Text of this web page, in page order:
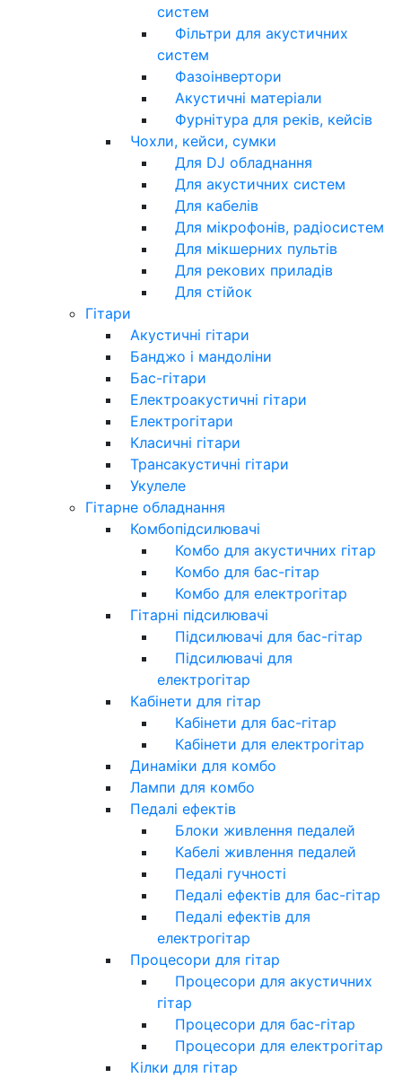
систем
Фільтри для акустичних
систем
Фазоінвертори
Акустичні матеріали
Фурнітура для реків, кейсів
Чохли, кейси, сумки
Для DJ обладнання
Для акустичних систем
Для кабелів
Для мікрофонів, радіосистем
Для мікшерних пультів
Для рекових приладів
Для стійок
Гітари
Акустичні гітари
Банджо і мандоліни
Бас-гітари
Електроакустичні гітари
Електрогітари
Класичні гітари
Трансакустичні гітари
Укулеле
Гітарне обладнання
Комбопідсилювачі
Комбо для акустичних гітар
Комбо для бас-гітар
Комбо для електрогітар
Гітарні підсилювачі
Підсилювачі для бас-гітар
Підсилювачі для
електрогітар
Кабінети для гітар
Кабінети для бас-гітар
Кабінети для електрогітар
Динаміки для комбо
Лампи для комбо
Педалі ефектів
Блоки живлення педалей
Кабелі живлення педалей
Педалі гучності
Педалі ефектів для бас-гітар
Педалі ефектів для
електрогітар
Процесори для гітар
Процесори для акустичних
гітар
Процесори для бас-гітар
Процесори для електрогітар
Кілки для гітар